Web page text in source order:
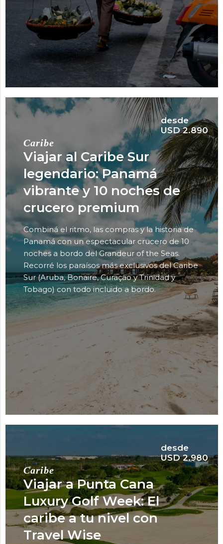
desde
USD 2.890
Caribe
Viajar al Caribe Sur
legendario: Panamá
vibrante y 10 noches de
crucero premium
Combiná el ritmo, las compras y la historia de
Panamá con un espectacular crucero de 10
noches a bordo del Grandeur of the Seas.
Recorré los paraísos más exclusivos del Caribe
Sur (Aruba, Bonaire, Curaçao y Trinidad y
Tobago) con todo incluido a bordo.
desde
USD 2.980
Caribe
Viajar a Punta Cana
Luxury Golf Week: El
caribe a tu nivel con
Travel Wise